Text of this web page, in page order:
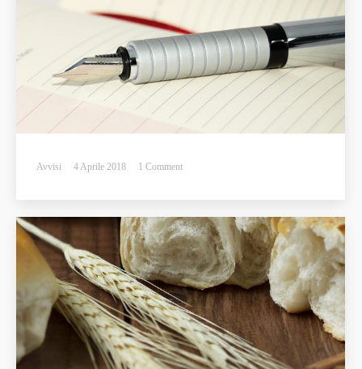
Avvisi 4 Aprile 2018 1 Comment